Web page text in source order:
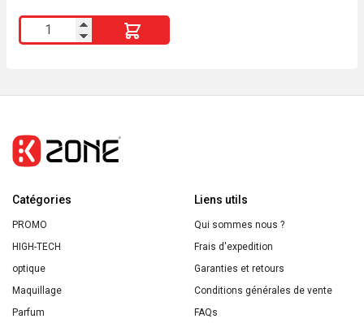
quantité
de
de
Parfum
90ml
Catégories
PROMO
HIGH-TECH
optique
Maquillage
Parfum
Liens utils
Qui sommes nous ?
Frais d'expedition
Garanties et retours
Conditions générales de vente
FAQs